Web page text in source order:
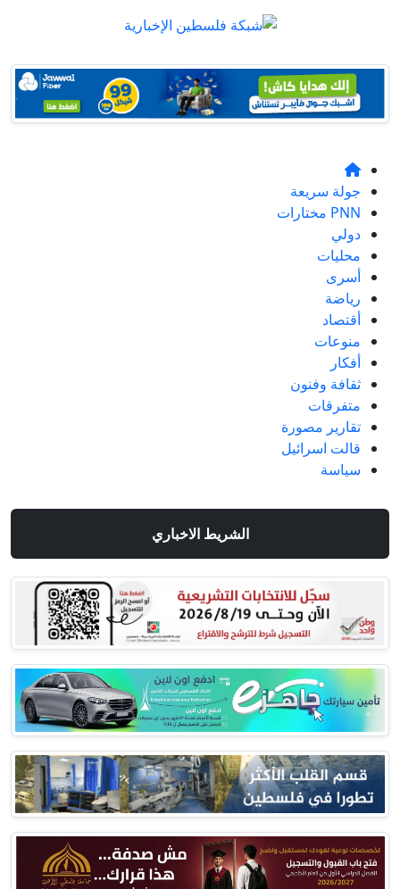
جولة سريعة
PNN مختارات
دولي
محليات
أسرى
رياضة
أقتصاد
منوعات
أفكار
ثقافة وفنون
متفرقات
تقارير مصورة
قالت اسرائيل
سياسة
الشريط الاخباري